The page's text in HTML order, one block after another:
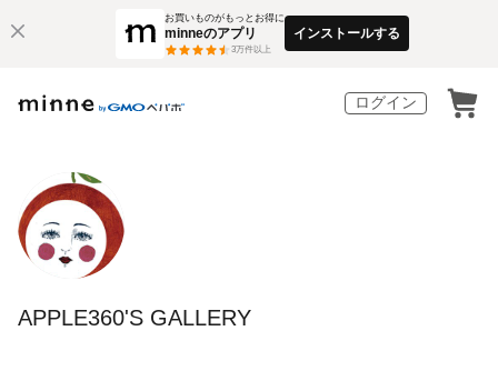
お買いものがもっとお得に
minneのアプリ
3万件以上
インストールする
ログイン
APPLE360'S GALLERY